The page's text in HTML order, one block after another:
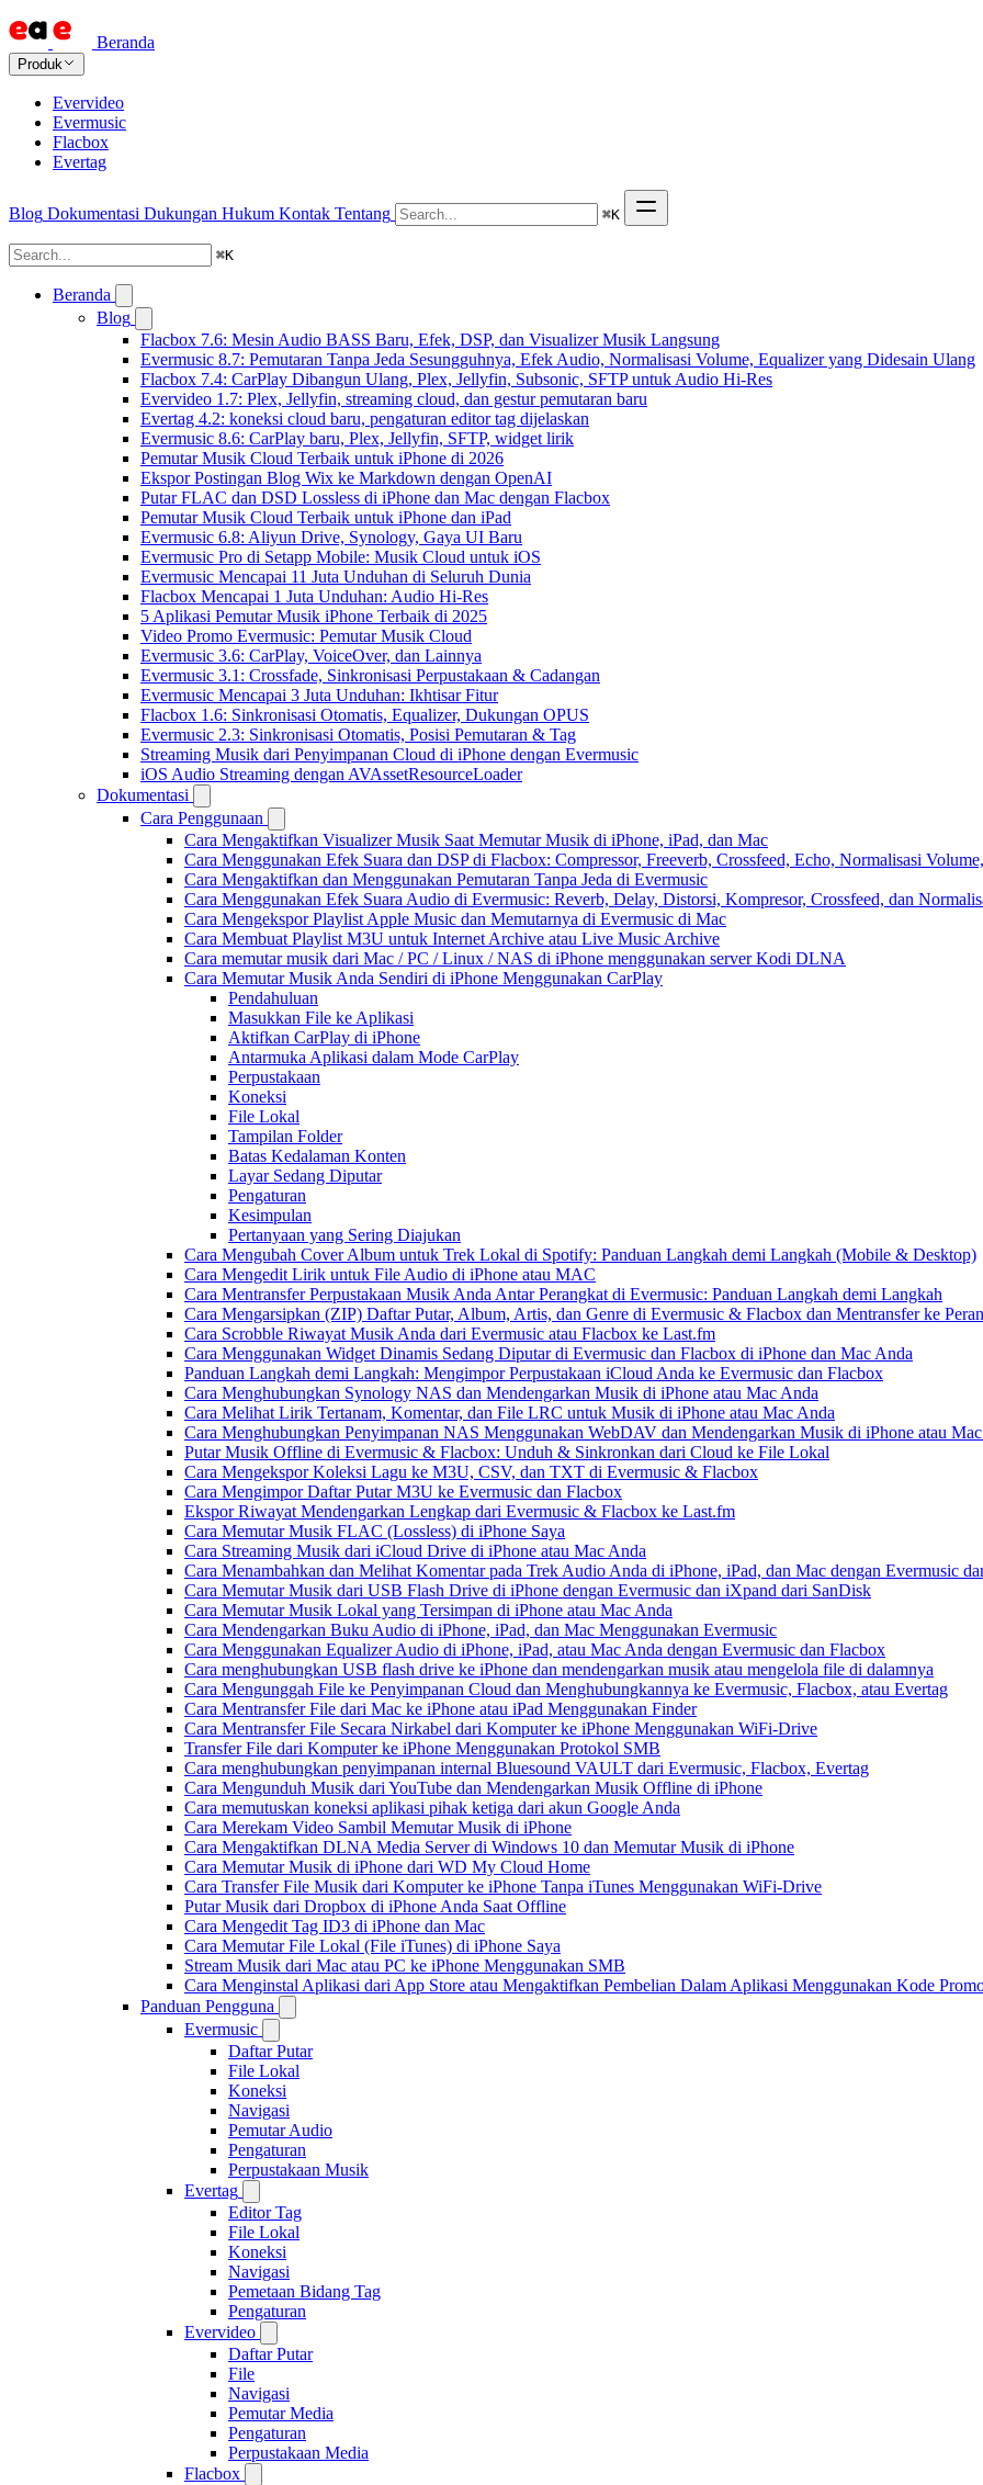
Beranda
Produk
Evervideo
Evermusic
Flacbox
Evertag
Blog Dokumentasi Dukungan Hukum Kontak Tentang ⌘K
⌘K
Beranda
Blog
Flacbox 7.6: Mesin Audio BASS Baru, Efek, DSP, dan Visualizer Musik Langsung
Evermusic 8.7: Pemutaran Tanpa Jeda Sesungguhnya, Efek Audio, Normalisasi Volume, Equalizer yang Didesain Ulang
Flacbox 7.4: CarPlay Dibangun Ulang, Plex, Jellyfin, Subsonic, SFTP untuk Audio Hi-Res
Evervideo 1.7: Plex, Jellyfin, streaming cloud, dan gestur pemutaran baru
Evertag 4.2: koneksi cloud baru, pengaturan editor tag dijelaskan
Evermusic 8.6: CarPlay baru, Plex, Jellyfin, SFTP, widget lirik
Pemutar Musik Cloud Terbaik untuk iPhone di 2026
Ekspor Postingan Blog Wix ke Markdown dengan OpenAI
Putar FLAC dan DSD Lossless di iPhone dan Mac dengan Flacbox
Pemutar Musik Cloud Terbaik untuk iPhone dan iPad
Evermusic 6.8: Aliyun Drive, Synology, Gaya UI Baru
Evermusic Pro di Setapp Mobile: Musik Cloud untuk iOS
Evermusic Mencapai 11 Juta Unduhan di Seluruh Dunia
Flacbox Mencapai 1 Juta Unduhan: Audio Hi-Res
5 Aplikasi Pemutar Musik iPhone Terbaik di 2025
Video Promo Evermusic: Pemutar Musik Cloud
Evermusic 3.6: CarPlay, VoiceOver, dan Lainnya
Evermusic 3.1: Crossfade, Sinkronisasi Perpustakaan & Cadangan
Evermusic Mencapai 3 Juta Unduhan: Ikhtisar Fitur
Flacbox 1.6: Sinkronisasi Otomatis, Equalizer, Dukungan OPUS
Evermusic 2.3: Sinkronisasi Otomatis, Posisi Pemutaran & Tag
Streaming Musik dari Penyimpanan Cloud di iPhone dengan Evermusic
iOS Audio Streaming dengan AVAssetResourceLoader
Dokumentasi
Cara Penggunaan
Cara Mengaktifkan Visualizer Musik Saat Memutar Musik di iPhone, iPad, dan Mac
Cara Menggunakan Efek Suara dan DSP di Flacbox: Compressor, Freeverb, Crossfeed, Echo, Normalisasi
Cara Mengaktifkan dan Menggunakan Pemutaran Tanpa Jeda di Evermusic
Cara Menggunakan Efek Suara Audio di Evermusic: Reverb, Delay, Distorsi, Kompresor, Crossfeed, dan
Cara Mengekspor Playlist Apple Music dan Memutarnya di Evermusic di Mac
Cara Membuat Playlist M3U untuk Internet Archive atau Live Music Archive
Cara memutar musik dari Mac / PC / Linux / NAS di iPhone menggunakan server Kodi DLNA
Cara Memutar Musik Anda Sendiri di iPhone Menggunakan CarPlay
Pendahuluan
Masukkan File ke Aplikasi
Aktifkan CarPlay di iPhone
Antarmuka Aplikasi dalam Mode CarPlay
Perpustakaan
Koneksi
File Lokal
Tampilan Folder
Batas Kedalaman Konten
Layar Sedang Diputar
Pengaturan
Kesimpulan
Pertanyaan yang Sering Diajukan
Cara Mengubah Cover Album untuk Trek Lokal di Spotify: Panduan Langkah demi Langkah (Mobile & Desktop)
Cara Mengedit Lirik untuk File Audio di iPhone atau MAC
Cara Mentransfer Perpustakaan Musik Anda Antar Perangkat di Evermusic: Panduan Langkah demi Langkah
Cara Mengarsipkan (ZIP) Daftar Putar, Album, Artis, dan Genre di Evermusic & Flacbox dan Mentransfer ke
Cara Scrobble Riwayat Musik Anda dari Evermusic atau Flacbox ke Last.fm
Cara Menggunakan Widget Dinamis Sedang Diputar di Evermusic dan Flacbox di iPhone dan Mac Anda
Panduan Langkah demi Langkah: Mengimpor Perpustakaan iCloud Anda ke Evermusic dan Flacbox
Cara Menghubungkan Synology NAS dan Mendengarkan Musik di iPhone atau Mac Anda
Cara Melihat Lirik Tertanam, Komentar, dan File LRC untuk Musik di iPhone atau Mac Anda
Cara Menghubungkan Penyimpanan NAS Menggunakan WebDAV dan Mendengarkan Musik di iPhone atau
Putar Musik Offline di Evermusic & Flacbox: Unduh & Sinkronkan dari Cloud ke File Lokal
Cara Mengekspor Koleksi Lagu ke M3U, CSV, dan TXT di Evermusic & Flacbox
Cara Mengimpor Daftar Putar M3U ke Evermusic dan Flacbox
Ekspor Riwayat Mendengarkan Lengkap dari Evermusic & Flacbox ke Last.fm
Cara Memutar Musik FLAC (Lossless) di iPhone Saya
Cara Streaming Musik dari iCloud Drive di iPhone atau Mac Anda
Cara Menambahkan dan Melihat Komentar pada Trek Audio Anda di iPhone, iPad, dan Mac dengan Evermusic
Cara Memutar Musik dari USB Flash Drive di iPhone dengan Evermusic dan iXpand dari SanDisk
Cara Memutar Musik Lokal yang Tersimpan di iPhone atau Mac Anda
Cara Mendengarkan Buku Audio di iPhone, iPad, dan Mac Menggunakan Evermusic
Cara Menggunakan Equalizer Audio di iPhone, iPad, atau Mac Anda dengan Evermusic dan Flacbox
Cara menghubungkan USB flash drive ke iPhone dan mendengarkan musik atau mengelola file di dalamnya
Cara Mengunggah File ke Penyimpanan Cloud dan Menghubungkannya ke Evermusic, Flacbox, atau Evertag
Cara Mentransfer File dari Mac ke iPhone atau iPad Menggunakan Finder
Cara Mentransfer File Secara Nirkabel dari Komputer ke iPhone Menggunakan WiFi-Drive
Transfer File dari Komputer ke iPhone Menggunakan Protokol SMB
Cara menghubungkan penyimpanan internal Bluesound VAULT dari Evermusic, Flacbox, Evertag
Cara Mengunduh Musik dari YouTube dan Mendengarkan Musik Offline di iPhone
Cara memutuskan koneksi aplikasi pihak ketiga dari akun Google Anda
Cara Merekam Video Sambil Memutar Musik di iPhone
Cara Mengaktifkan DLNA Media Server di Windows 10 dan Memutar Musik di iPhone
Cara Memutar Musik di iPhone dari WD My Cloud Home
Cara Transfer File Musik dari Komputer ke iPhone Tanpa iTunes Menggunakan WiFi-Drive
Putar Musik dari Dropbox di iPhone Anda Saat Offline
Cara Mengedit Tag ID3 di iPhone dan Mac
Cara Memutar File Lokal (File iTunes) di iPhone Saya
Stream Musik dari Mac atau PC ke iPhone Menggunakan SMB
Cara Menginstal Aplikasi dari App Store atau Mengaktifkan Pembelian Dalam Aplikasi Menggunakan Kode
Panduan Pengguna
Evermusic
Daftar Putar
File Lokal
Koneksi
Navigasi
Pemutar Audio
Pengaturan
Perpustakaan Musik
Evertag
Editor Tag
File Lokal
Koneksi
Navigasi
Pemetaan Bidang Tag
Pengaturan
Evervideo
Daftar Putar
File
Navigasi
Pemutar Media
Pengaturan
Perpustakaan Media
Flacbox